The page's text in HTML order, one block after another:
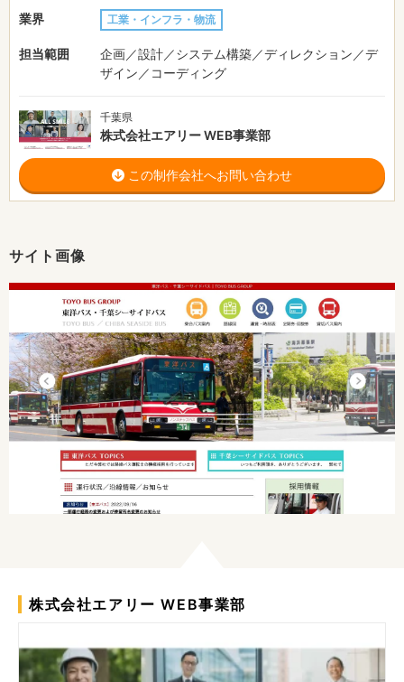
サイト画像
業界 工業・インフラ・物流
担当範囲
企画／設計／システム構築／ディレクション／デ
ザイン／コーディング
千葉県
株式会社エアリー WEB事業部
この制作会社へお問い合わせ
株式会社エアリー WEB事業部